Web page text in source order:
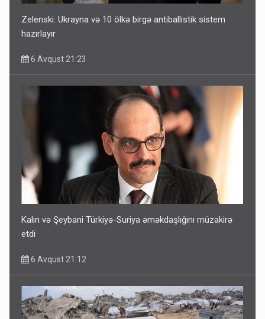
Zelenski: Ukrayna və 10 ölkə birgə antiballistik sistem
hazırlayır
6 Avqust 21:23
Kalın və Şeybani Türkiyə-Suriya əməkdaşlığını müzakirə
etdi
6 Avqust 21:12